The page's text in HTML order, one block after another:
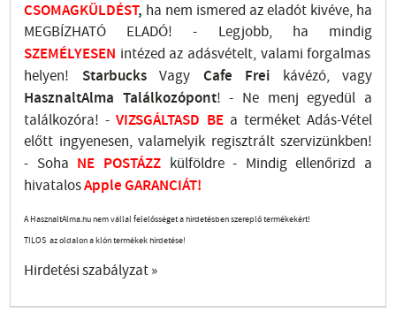
CSOMAGKÜLDÉST, ha nem ismered az eladót kivéve, ha
MEGBÍZHATÓ ELADÓ! - Legjobb, ha mindig
SZEMÉLYESEN intézed az adásvételt, valami forgalmas
helyen! StarbucksVagy Cafe Frei kávézó, vagy
HasznaltAlma Találkozópont! - Ne menj egyedül a
találkozóra! - VIZSGÁLTASD BEa terméket Adás-Vétel
előtt ingyenesen, valamelyik regisztrált szervizünkben!
- Soha NE POSTÁZZ külföldre- Mindig ellenőrizd a
hivatalosApple GARANCIÁT!
A HasznaltAlma.hu nem vállal felelősséget a hirdetésben szereplő termékekért!
TILOS az oldalon a klón termékek hirdetése!
Hirdetési szabályzat »